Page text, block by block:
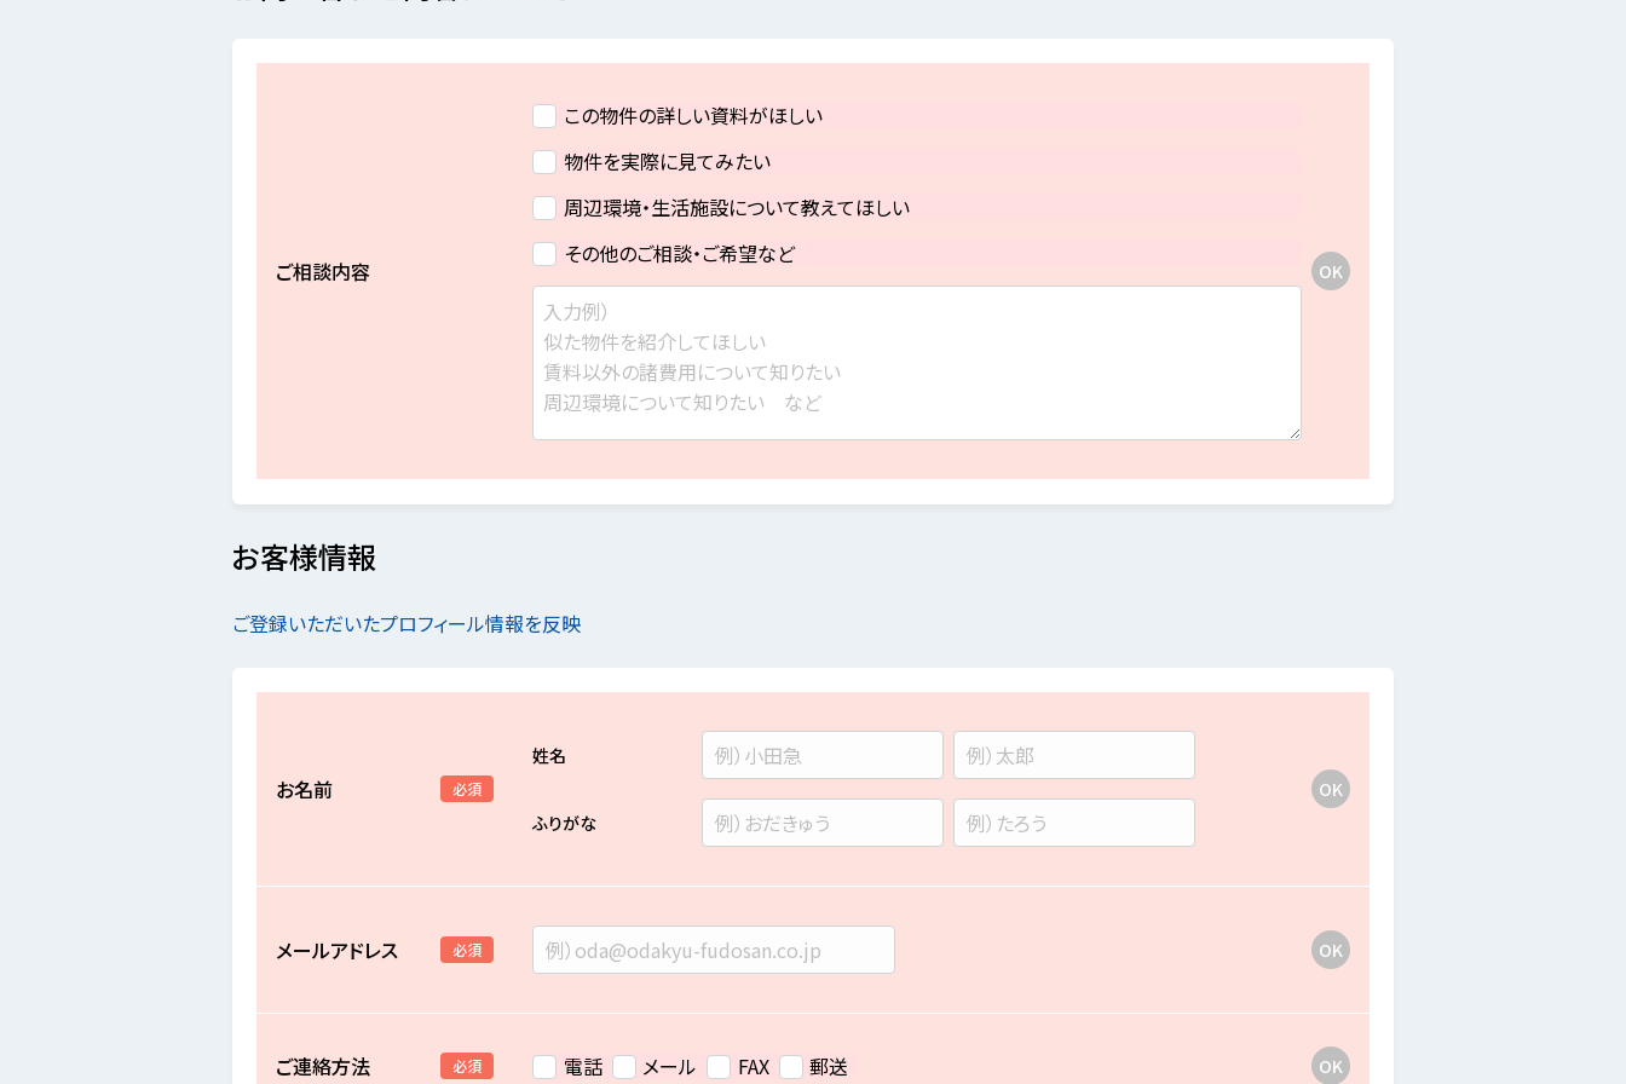
ご相談内容
この物件の詳しい資料がほしい
物件を実際に見てみたい
周辺環境・生活施設について教えてほしい
その他のご相談・ご希望など
お客様情報
ご登録いただいたプロフィール情報を反映
お名前 必須
姓名
ふりがな
メールアドレス 必須
ご連絡方法 必須 電話 メール FAX 郵送